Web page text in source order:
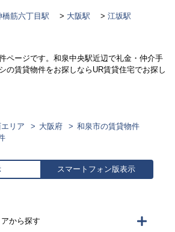
橋筋六丁目駅 大阪駅 江坂駅
ページです。和泉中央駅近辺で礼金・仲介手
の賃貸物件をお探しならUR賃貸住宅でお探し
リア 大阪府
和泉市の賃貸物件
スマートフォン版表示
から探す